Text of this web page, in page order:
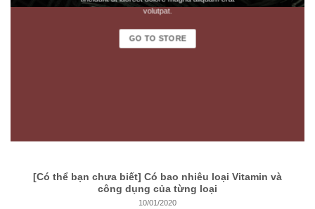
volutpat.
GO TO STORE
[Có thể bạn chưa biết] Có bao nhiêu loại Vitamin và
công dụng của từng loại
10/01/2020